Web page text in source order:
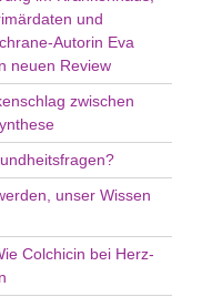
und
Autorin Eva
neuen Review
zwischen
unser Wissen
Colchicin bei Herz-